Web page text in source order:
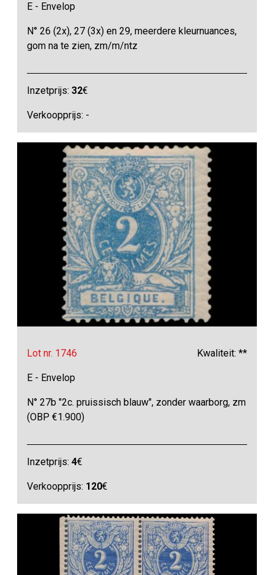
E - Envelop
N° 26 (2x), 27 (3x) en 29, meerdere kleurnuances,
gom na te zien, zm/m/ntz
Inzetprijs:32€
Verkoopprijs: -
Lot nr. 1746 Kwaliteit: **
E - Envelop
N° 27b "2c. pruissisch blauw", zonder waarborg, zm
(OBP €1.900)
Inzetprijs:4€
Verkoopprijs: 120€